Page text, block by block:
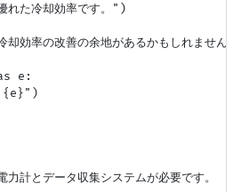
た冷却効率です。")
率の改善の余地があるかもしれません。
e:
{e}")
計とデータ収集システムが必要です。